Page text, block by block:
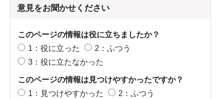
意見をお聞かせください
このページの情報は役に立ちましたか？
1：役に立った
2：ふつう
3：役に立たなかった
このページの情報は見つけやすかったですか？
1：見つけやすかった
2：ふつう